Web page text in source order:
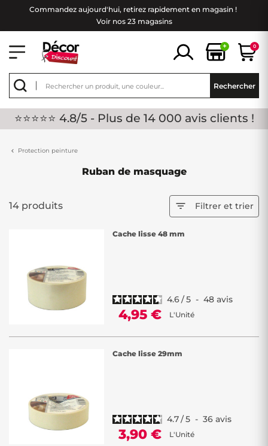
Commandez aujourd'hui, retirez rapidement en magasin !
Voir nos 23 magasins
+ 0
Rechercher
⭐⭐⭐⭐⭐ 4.8/5 - Plus de 14 000 avis clients !
Protection peinture
Ruban de masquage
14 produits  Filtrer et trier
Cache lisse 48 mm
4.6/5 - 48 avis
4,95 € L'Unité
Cache lisse 29mm
4.7/5 - 36 avis
3,90 € L'Unité